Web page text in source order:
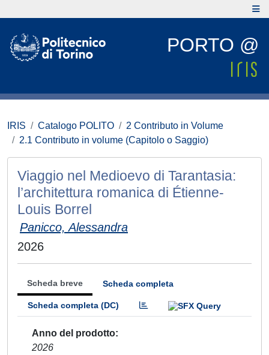
PORTO @
IRIS Catalogo POLITO
2 Contributo in Volume
2.1 Contributo in volume (Capitolo o Saggio)
Viaggio nel Medioevo di Tarantasia:
l’architettura romanica di Étienne-
Louis Borrel
Panicco, Alessandra
2026
Scheda breve Scheda completa
Scheda completa (DC)
Anno del prodotto
2026